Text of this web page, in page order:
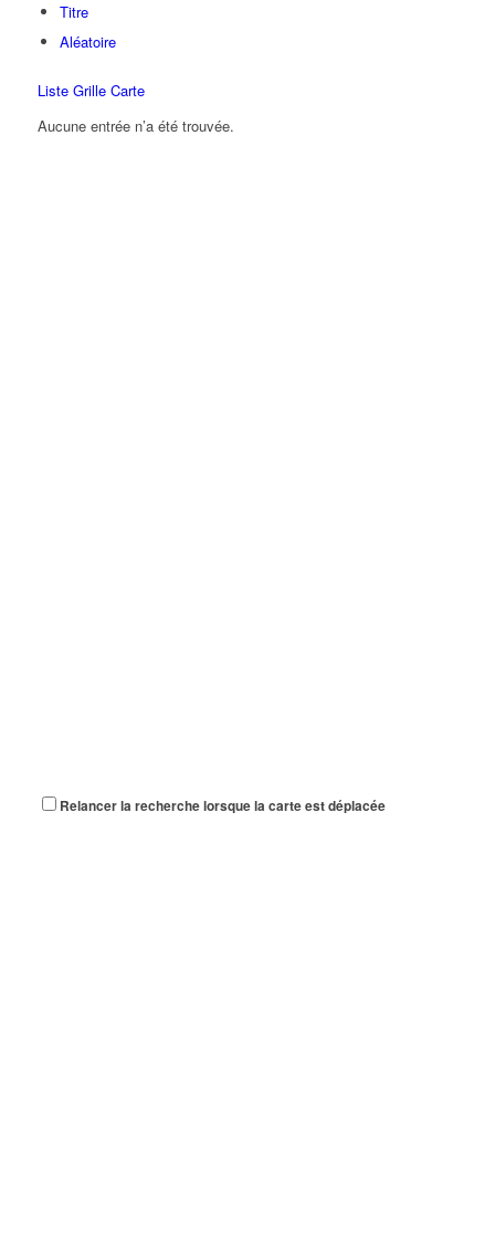
Titre
Aléatoire
Liste Grille Carte
Aucune entrée n’a été trouvée.
Relancer la recherche lorsque la carte est déplacée